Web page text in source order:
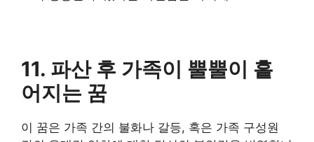
11. 파산 후 가족이 뿔뿔이 흩
어지는 꿈
이 꿈은 가족 간의 불화나 갈등, 혹은 가족 구성원